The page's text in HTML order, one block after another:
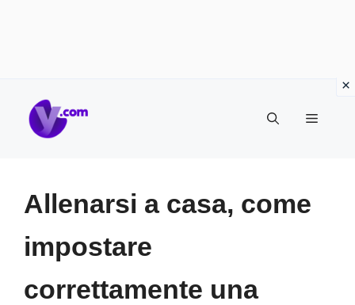
Menu
Allenarsi a casa, come
impostare
correttamente una